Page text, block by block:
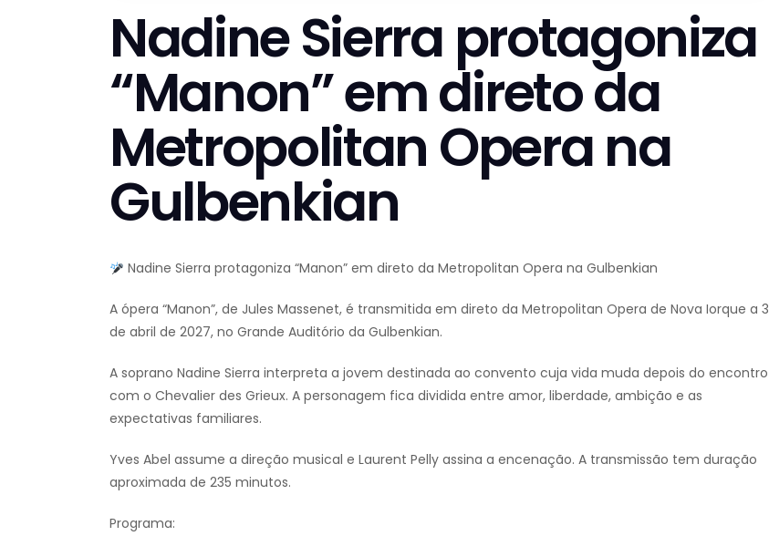
Nadine Sierra protagoniza
“Manon” em direto da
Metropolitan Opera na
Gulbenkian
Nadine Sierra protagoniza “Manon” em direto da Metropolitan Opera na Gulbenkian
A ópera “Manon”, de Jules Massenet, é transmitida em direto da Metropolitan Opera de Nova Iorque a 3
de abril de 2027, no Grande Auditório da Gulbenkian.
A soprano Nadine Sierra interpreta a jovem destinada ao convento cuja vida muda depois do encontro
com o Chevalier des Grieux. A personagem fica dividida entre amor, liberdade, ambição e as
expectativas familiares.
Yves Abel assume a direção musical e Laurent Pelly assina a encenação. A transmissão tem duração
aproximada de 235 minutos.
Programa: